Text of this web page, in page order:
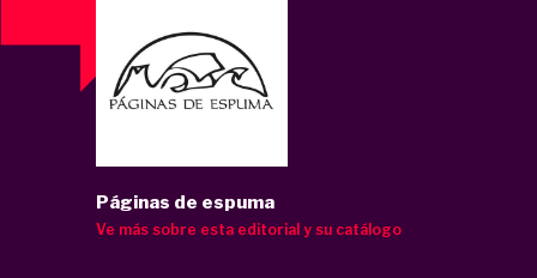
Páginas de espuma
Ve más sobre esta editorial y su catálogo